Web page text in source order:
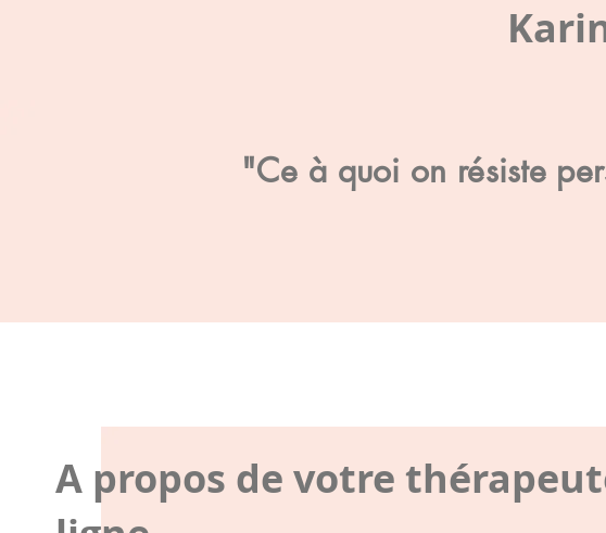
"Ce à quoi on résiste
A propos de votre